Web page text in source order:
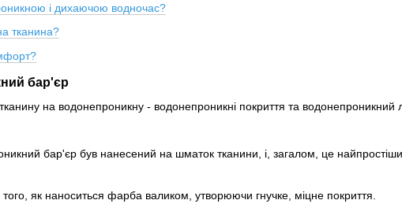
і дихаючою водночас?
тканина?
бар'єр
на водонепроникну - водонепроникні покриття та водонепроникний
бар'єр був нанесений на шматок тканини, і, загалом, це
як наноситься фарба валиком, утворюючи гнучке, міцне покриття.